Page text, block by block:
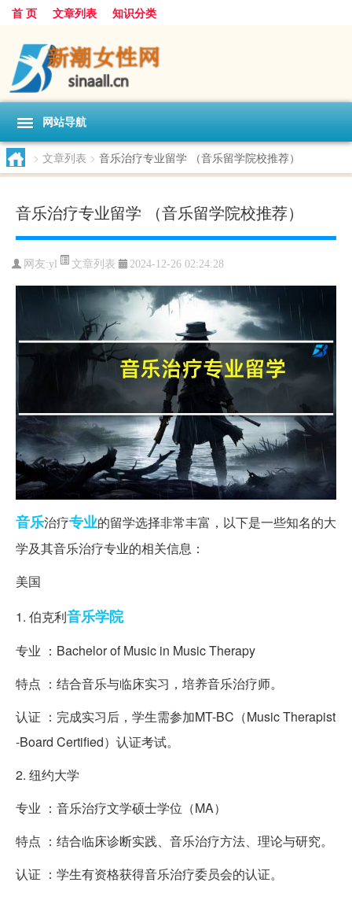
首 页 文章列表 知识分类
网站导航
> 文章列表 > 音乐治疗专业留学 （音乐留学院校推荐）
音乐治疗专业留学 （音乐留学院校推荐）
网友:yl 文章列表 2024-12-26 02:24:28
音乐治疗专业的留学选择非常丰富，以下是一些知名的大
学及其音乐治疗专业的相关信息：
美国
1. 伯克利音乐学院
专业 ：Bachelor of Music in Music Therapy
特点 ：结合音乐与临床实习，培养音乐治疗师。
认证 ：完成实习后，学生需参加MT-BC（Music Therapist
-Board Certified）认证考试。
2. 纽约大学
专业 ：音乐治疗文学硕士学位（MA）
特点 ：结合临床诊断实践、音乐治疗方法、理论与研究。
认证 ：学生有资格获得音乐治疗委员会的认证。